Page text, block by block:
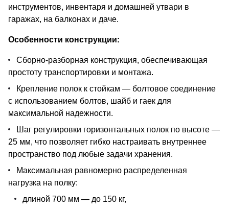
инструментов, инвентаря и домашней утвари в
гаражах, на балконах и даче.
Особенности конструкции:
Сборно-разборная конструкция, обеспечивающая
простоту транспортировки и монтажа.
Крепление полок к стойкам — болтовое соединение
с использованием болтов, шайб и гаек для
максимальной надежности.
Шаг регулировки горизонтальных полок по высоте —
25 мм, что позволяет гибко настраивать внутреннее
пространство под любые задачи хранения.
Максимальная равномерно распределенная
нагрузка на полку:
длиной 700 мм — до 150 кг,